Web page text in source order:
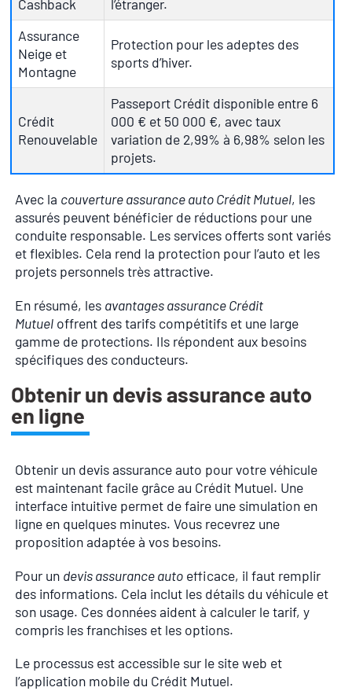
Cashback
l’étranger.
Assurance
Neige et
Montagne
Protection pour les adeptes des
sports d’hiver.
Crédit
Renouvelable
Passeport Crédit disponible entre 6
000 € et 50 000 €, avec taux
variation de 2,99% à 6,98% selon les
projets.
Avec la couverture assurance auto Crédit Mutuel, les
assurés peuvent bénéficier de réductions pour une
conduite responsable. Les services offerts sont variés
et flexibles. Cela rend la protection pour l’auto et les
projets personnels très attractive.
En résumé, les avantages assurance Crédit
Mutuel offrent des tarifs compétitifs et une large
gamme de protections. Ils répondent aux besoins
spécifiques des conducteurs.
Obtenir un devis assurance auto
en ligne
Obtenir un devis assurance auto pour votre véhicule
est maintenant facile grâce au Crédit Mutuel. Une
interface intuitive permet de faire une simulation en
ligne en quelques minutes. Vous recevrez une
proposition adaptée à vos besoins.
Pour un devis assurance auto efficace, il faut remplir
des informations. Cela inclut les détails du véhicule et
son usage. Ces données aident à calculer le tarif, y
compris les franchises et les options.
Le processus est accessible sur le site web et
l’application mobile du Crédit Mutuel.